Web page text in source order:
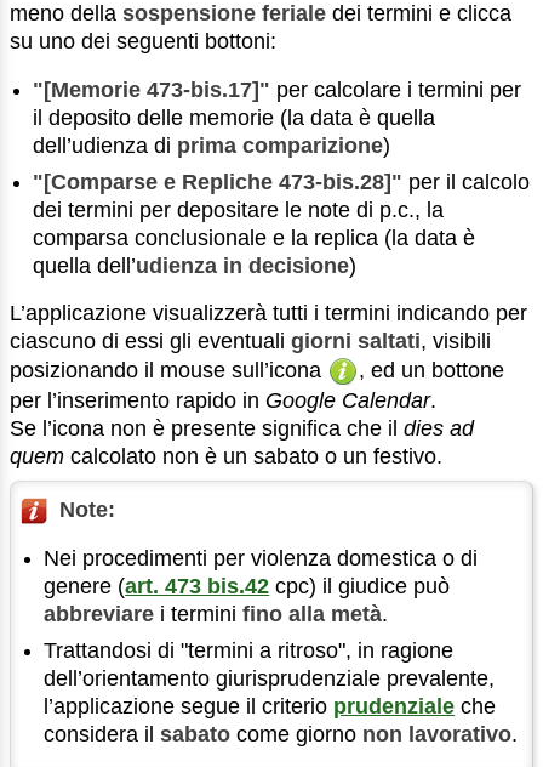
meno della sospensione feriale dei termini e clicca
su uno dei seguenti bottoni:
"[Memorie 473-bis.17]" per calcolare i termini per
il deposito delle memorie (la data è quella
dell’udienza di prima comparizione)
"[Comparse e Repliche 473-bis.28]" per il calcolo
dei termini per depositare le note di p.c., la
comparsa conclusionale e la replica (la data è
quella dell’udienza in decisione)
L’applicazione visualizzerà tutti i termini indicando per
ciascuno di essi gli eventuali giorni saltati, visibili
posizionando il mouse sull’icona
, ed un bottone
per l’inserimento rapido in Google Calendar.
Se l’icona non è presente significa che il dies ad
quem calcolato non è un sabato o un festivo.
Note:
Nei procedimenti per violenza domestica o di
genere (art. 473 bis.42 cpc) il giudice può
abbreviare i terminifino alla metà.
Trattandosi di "termini a ritroso", in ragione
dell’orientamento giurisprudenziale prevalente,
l’applicazione segue il criterio prudenziale che
considera ilsabato come giorno non lavorativo.